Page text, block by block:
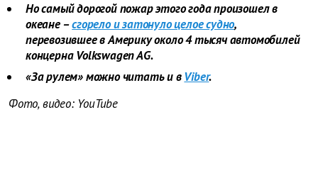
Но самый дорогой пожар этого года произошел в
океане –сгорело и затонуло целое судно,
перевозившее в Америку около 4 тысяч автомобилей
концерна Volkswagen AG.
«За рулем» можно читать и вViber.
Фото, видео: YouTube